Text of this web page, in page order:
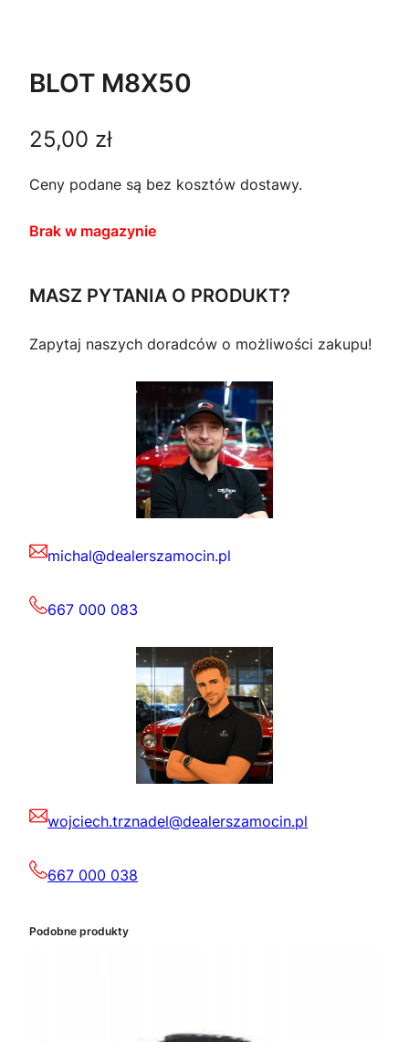
BLOT M8X50
25,00 zł
Ceny podane są bez kosztów dostawy.
Brak w magazynie
MASZ PYTANIA O PRODUKT?
Zapytaj naszych doradców o możliwości zakupu!
michal@dealerszamocin.pl
667 000 083
wojciech.trznadel@dealerszamocin.pl
667 000 038
Podobne produkty